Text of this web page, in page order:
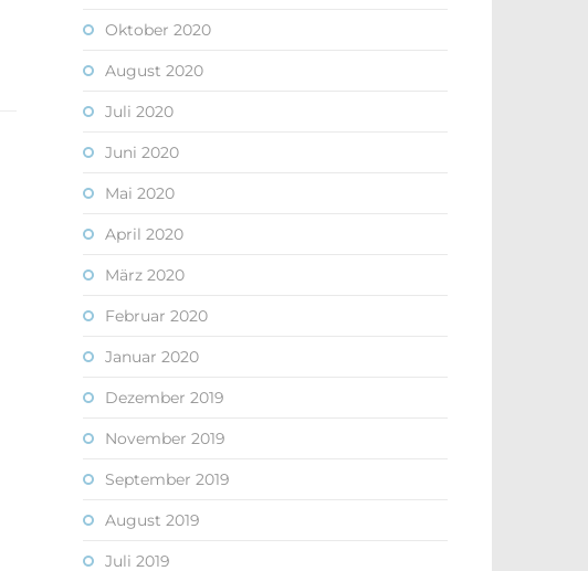
Oktober 2020
August 2020
Juli 2020
Juni 2020
Mai 2020
April 2020
März 2020
Februar 2020
Januar 2020
Dezember 2019
November 2019
September 2019
August 2019
Juli 2019